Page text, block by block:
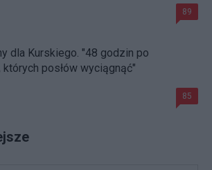
89
dla Kurskiego. "48 godzin po
których posłów wyciągnąć"
85